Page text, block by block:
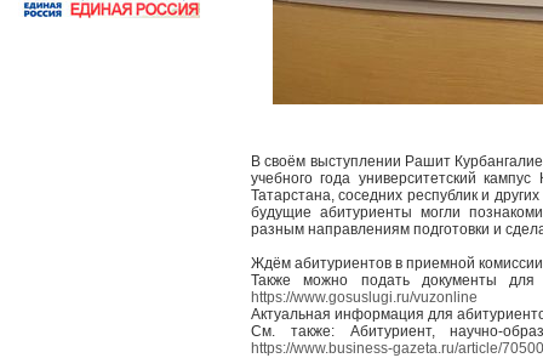
В своём выступлении Рашит
учебного года университетский
Татарстана, соседних республик и
будущие абитуриенты могли
разным направлениям подготовки и
Ждём абитуриентов в приемной
Также можно подать документы
https://www.gosuslugi.ru/vuzonline
Актуальная информация для
См. также: Абитуриент, научно-
https://www.business-gazeta.ru/article/